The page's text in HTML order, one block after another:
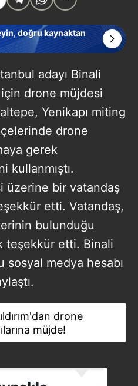
doğru kaynaktan
adayı Binali
için drone müjdesi
Yenikapı miting
drone
gerek
kullanmıştı.
üzerine bir vatandaş
etti. Vatandaş,
bulunduğu
teşekkür etti. Binali
sosyal medya hesabı
drone
müjde!